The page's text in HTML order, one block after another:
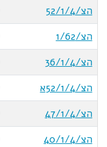
הצ/52/1/4
הצ/1/62
הצ/36/1/4
הצ/52/1/4א
הצ/47/1/4
הצ/40/1/4